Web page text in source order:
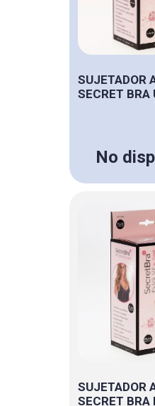
SUJETADOR
SECRET BRA
No
SUJETADOR
SECRET BRA